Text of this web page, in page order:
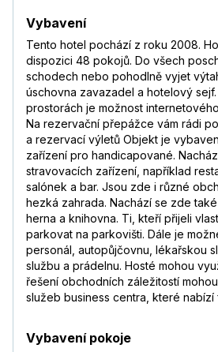
Vybavení
Tento hotel pochází z roku 2008.
dispozici 48 pokojů. Do všech
schodech nebo pohodlně vyjet
úschovna zavazadel a hotelový
prostorách je možnost
Na rezervační přepážce vám rádi
a rezervací výletů Objekt je
zařízení pro handicapované.
stravovacích zařízení, například
salónek a bar. Jsou zde i různé
hezká zahrada. Nachází se zde
herna a knihovna. Ti, kteří přijeli
parkovat na parkovišti. Dále je
personál, autopůjčovnu, lékařskou
službu a prádelnu. Hosté mohou
řešení obchodních záležitostí
služeb business centra, které nabízí
Vybavení pokoje